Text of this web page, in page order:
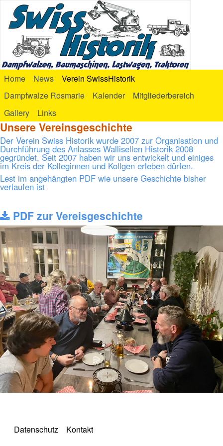
Home News
Verein SwissHistorik
Dampfwalze Rosmarie
Kalender
Mitgliederbereich
Gallery
Links
Unsere Vereinsgeschichte
Der Verein Swiss Historik wurde 2007 zur Organisation und
Durchführung des Anlasses Wallisellen Historik 2008
gegründet. Seit 2007 haben wir uns entwickelt und einiges
im Kreis der Kolleginnen und Kollgen erleben dürfen.
Lest im angehängten PDF wie unsere Geschichte bisher
verlaufen ist
PDF zur Vereisgeschichte
Datenschutz Kontakt